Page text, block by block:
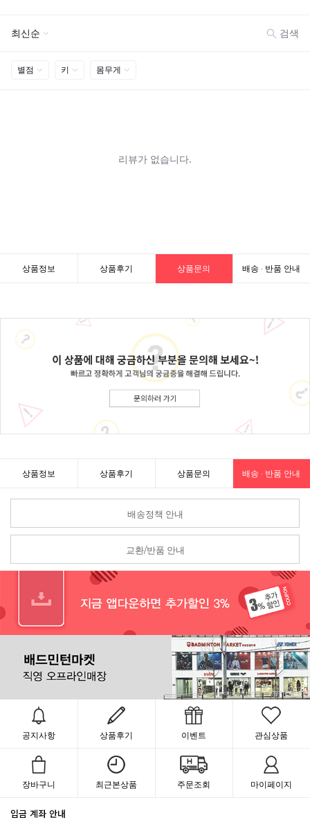
상품정보 상품후기 상품문의 배송 · 반품 안내
상품정보 상품후기 상품문의 배송 · 반품 안내
배송정책 안내
교환/반품 안내
공지사항 상품후기 이벤트 관심상품
장바구니 최근본상품 주문조회 마이페이지
입금 계좌 안내